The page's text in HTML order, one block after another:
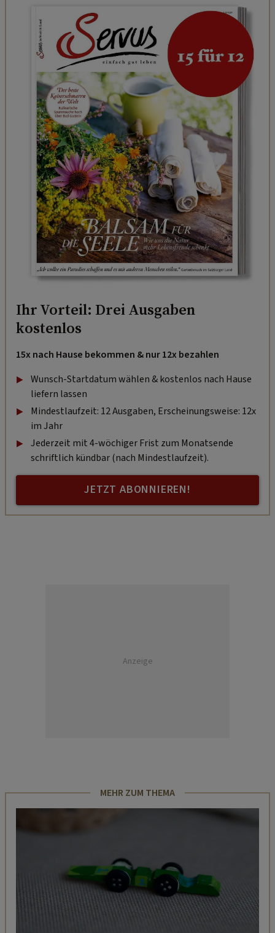
Ihr Vorteil: Drei Ausgaben
kostenlos
15x nach Hause bekommen & nur 12x bezahlen
Wunsch-Startdatum wählen & kostenlos nach Hause
liefern lassen
Mindestlaufzeit: 12 Ausgaben, Erscheinungsweise: 12x
im Jahr
Jederzeit mit 4-wöchiger Frist zum Monatsende
schriftlich kündbar (nach Mindestlaufzeit).
JETZT ABONNIEREN!
Anzeige
MEHR ZUM THEMA